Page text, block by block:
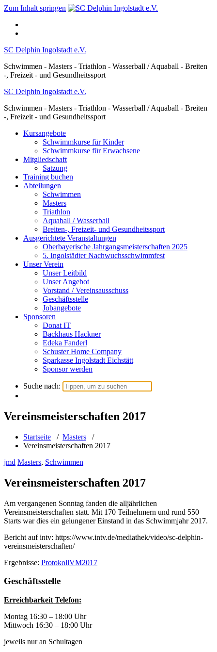
Zum Inhalt springen
SC Delphin Ingolstadt e.V.
Schwimmen - Masters - Triathlon - Wasserball / Aquaball - Breiten
-, Freizeit - und Gesundheitssport
SC Delphin Ingolstadt e.V.
Schwimmen - Masters - Triathlon - Wasserball / Aquaball - Breiten
-, Freizeit - und Gesundheitssport
Kursangebote
Schwimmkurse für Kinder
Schwimmkurse für Erwachsene
Mitgliedschaft
Satzung
Training buchen
Abteilungen
Schwimmen
Masters
Triathlon
Aquaball / Wasserball
Breiten-, Freizeit- und Gesundheitssport
Ausgerichtete Veranstaltungen
Oberbayerische Jahrgangsmeisterschaften 2025
5. Ingolstädter Nachwuchsschwimmfest
Unser Verein
Unser Leitbild
Unser Angebot
Vorstand / Vereinsausschuss
Geschäftsstelle
Jobangebote
Sponsoren
Donat IT
Backhaus Hackner
Edeka Fanderl
Schuster Home Company
Sparkasse Ingolstadt Eichstätt
Sponsor werden
Suche nach:
Vereinsmeisterschaften 2017
Startseite / Masters /
Vereinsmeisterschaften 2017
jmd Masters, Schwimmen
Vereinsmeisterschaften 2017
Am vergangenen Sonntag fanden die alljährlichen
Vereinsmeisterschaften statt. Mit 170 Teilnehmern und rund 550
Starts war dies ein gelungener Einstand in das Schwimmjahr 2017.
Bericht auf intv: https://www.intv.de/mediathek/video/sc-delphin-
vereinsmeisterschaften/
Ergebnisse: ProtokollVM2017
Geschäftsstelle
Erreichbarkeit Telefon:
Montag 16:30 – 18:00 Uhr
Mittwoch 16:30 – 18:00 Uhr
jeweils nur an Schultagen